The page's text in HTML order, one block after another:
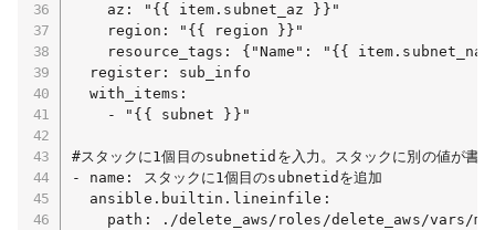
    az: "{{ item.subnet_az }}"
    region: "{{ region }}"
resource_tags: {"Name": "{{
  register: sub_info
  with_items:
    - "{{ subnet }}"
#スタックに1個目のsubnetidを入力。スタックに別の値が書
- name: スタックに1個目のsubnetidを追加
  ansible.builtin.lineinfile:
path: ./delete_aws/roles/delete_aws/vars/